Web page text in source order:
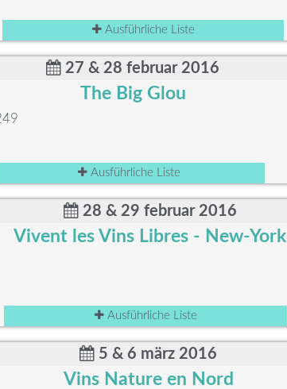
Ausführliche Liste
27 & 28 februar 2016
The Big Glou
Ausführliche Liste
28 & 29 februar 2016
Vivent les Vins Libres - New-York
Ausführliche Liste
5 & 6 märz 2016
Vins Nature en Nord